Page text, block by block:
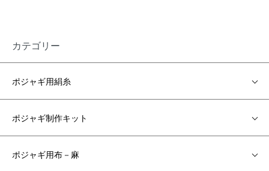
カテゴリー
ポジャギ用絹糸
ポジャギ制作キット
ポジャギ用布－麻